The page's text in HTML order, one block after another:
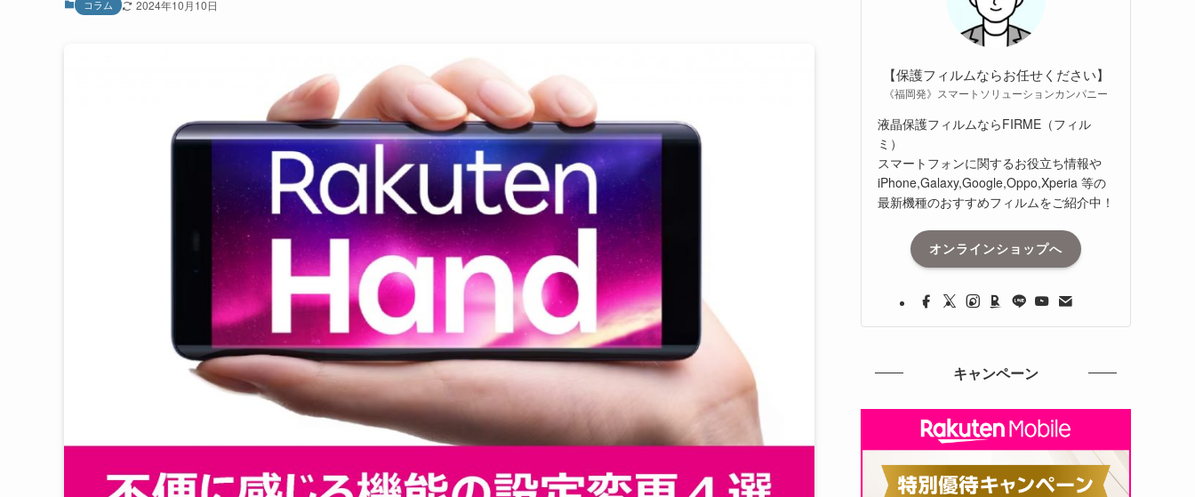
コラム 2024年10月10日
【保護フィルムならお任せください】
《福岡発》スマートソリューションカンパニー
液晶保護フィルムならFIRME（フィル
ミ）
スマートフォンに関するお役立ち情報や
iPhone,Galaxy,Google,Oppo,Xperia 等の
最新機種のおすすめフィルムをご紹介中！
オンラインショップへ
キャンペーン